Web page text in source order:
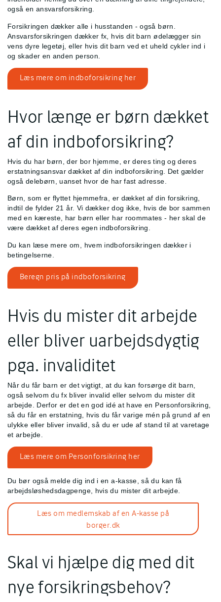
også en ansvarsforsikring.
Forsikringen dækker alle i husstanden - også børn.
Ansvarsforsikringen dækker fx, hvis dit barn ødelægger sin
vens dyre legetøj, eller hvis dit barn ved et uheld cykler ind i
og skader en anden person.
Læs mere om indboforsikring her
Hvor længe er børn dækket
af din indboforsikring?
Hvis du har børn, der bor hjemme, er deres ting og deres
erstatningsansvar dækket af din indboforsikring. Det gælder
også delebørn, uanset hvor de har fast adresse.
Børn, som er flyttet hjemmefra, er dækket af din forsikring,
indtil de fylder 21 år. Vi dækker dog ikke, hvis de bor sammen
med en kæreste, har børn eller har roommates - her skal de
være dækket af deres egen indboforsikring.
Du kan læse mere om, hvem indboforsikringen dækker i
betingelserne.
Beregn pris på indboforsikring
Hvis du mister dit arbejde
eller bliver uarbejdsdygtig
pga. invaliditet
Når du får barn er det vigtigt, at du kan forsørge dit barn,
også selvom du fx bliver invalid eller selvom du mister dit
arbejde. Derfor er det en god idé at have en Personforsikring,
så du får en erstatning, hvis du får varige mén på grund af en
ulykke eller bliver invalid, så du er ude af stand til at varetage
et arbejde.
Læs mere om Personforsikring her
Du bør også melde dig ind i en a-kasse, så du kan få
arbejdsløshedsdagpenge, hvis du mister dit arbejde.
Læs om medlemskab af en A-kasse på
borger.dk
Skal vi hjælpe dig med dit
nye forsikringsbehov?